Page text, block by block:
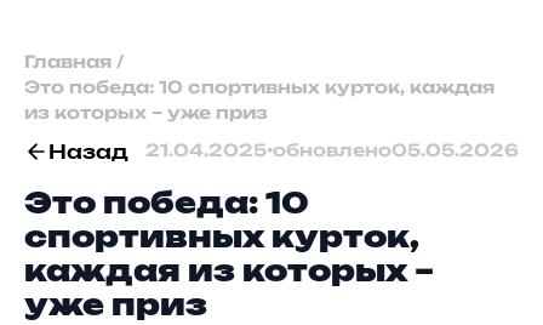
Главная /
Это победа: 10 спортивных курток, каждая
из которых – уже приз
Назад 21.04.2025•обновлено05.05.2026
Это победа: 10
спортивных курток,
каждая из которых –
уже приз